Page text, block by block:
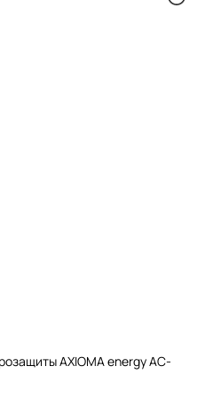
AXIOMA energy AC-